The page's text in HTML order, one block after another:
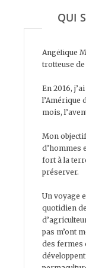
QUI
Angélique
trotteuse de
En 2016,
l’Amérique
mois,
Mon
d’hommes
fort à la
préserver.
Un voyage
quotidien
pas m’ont
des fermes